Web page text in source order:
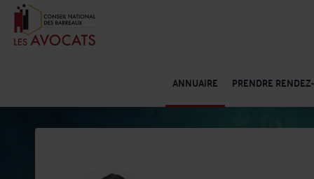
ANNUAIRE PRENDRE